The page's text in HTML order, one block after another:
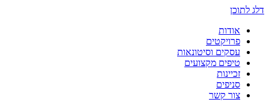
דלג לתוכן
אודות
פרויקטים
עסקים וסיטונאות
טיפים מקצועים
זכיינות
סניפים
צור קשר